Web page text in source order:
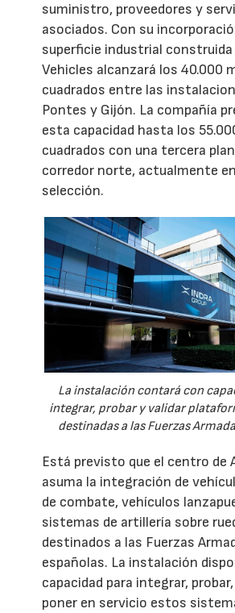
suministro, proveedores y
asociados. Con su
superficie industrial construida
Vehicles alcanzará los 40.000
cuadrados entre las
Pontes y Gijón. La compañía
esta capacidad hasta los
cuadrados con una tercera
corredor norte, actualmente
selección.
La instalación contará con
integrar, probar y validar
destinadas a las Fuerzas
Está previsto que el centro de
asuma la integración de
de combate, vehículos
sistemas de artillería sobre
destinados a las Fuerzas
españolas. La instalación
capacidad para integrar,
poner en servicio estos